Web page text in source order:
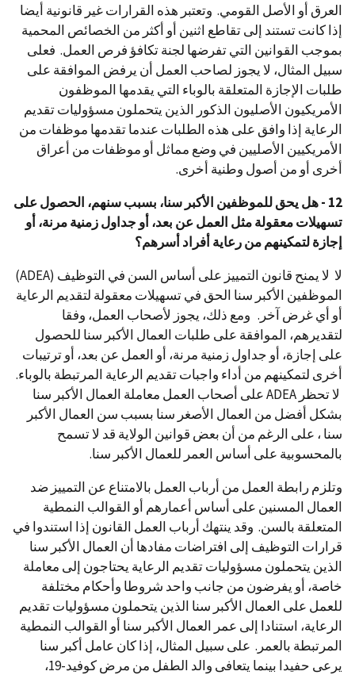
العرق أو الأصل القومي. وتعتبر هذه القرارات غير قانونية أيضا
إذا كانت تستند إلى تقاطع اثنين أو أكثر من الخصائص المحمية
بموجب القوانين التي تفرضها لجنة تكافؤ فرص العمل. فعلى
سبيل المثال، لا يجوز لصاحب العمل أن يرفض الموافقة على
طلبات الإجازة المتعلقة بالوباء التي يقدمها الموظفون
الأمريكيون الأصليون الذكور الذين يتحملون مسؤوليات تقديم
الرعاية إذا وافق على هذه الطلبات عندما تقدمها موظفات من
الأمريكيين الأصليين في وضع مماثل أو موظفات من أعراق
أخرى أو من أصول وطنية أخرى.
12 - هل يحق للموظفين الأكبر سنا، بسبب سنهم، الحصول على
تسهيلات معقولة مثل العمل عن بعد، أو جداول زمنية مرنة، أو
إجازة لتمكينهم من رعاية أفراد أسرهم؟
لا لا يمنح قانون التمييز على أساس السن في التوظيف (ADEA)
الموظفين الأكبر سنا الحق في تسهيلات معقولة لتقديم الرعاية
أو أي غرض آخر. ومع ذلك، يجوز لأصحاب العمل، وفقا
لتقديرهم، الموافقة على طلبات العمال الأكبر سنا للحصول
على إجازة، أو جداول زمنية مرنة، أو العمل عن بعد، أو ترتيبات
أخرى لتمكينهم من أداء واجبات تقديم الرعاية المرتبطة بالوباء.
لا تحظر ADEA على أصحاب العمل معاملة العمال الأكبر سنا
بشكل أفضل من العمال الأصغر سنا بسبب سن العمال الأكبر
سنا ، على الرغم من أن بعض قوانين الولاية قد لا تسمح
بالمحسوبية على أساس العمر للعمال الأكبر سنا.
وتلزم رابطة العمل من أرباب العمل بالامتناع عن التمييز ضد
العمال المسنين على أساس أعمارهم أو القوالب النمطية
المتعلقة بالسن. وقد ينتهك أرباب العمل القانون إذا استندوا في
قرارات التوظيف إلى افتراضات مفادها أن العمال الأكبر سنا
الذين يتحملون مسؤوليات تقديم الرعاية يحتاجون إلى معاملة
خاصة، أو يفرضون من جانب واحد شروطا وأحكام مختلفة
للعمل على العمال الأكبر سنا الذين يتحملون مسؤوليات تقديم
الرعاية، استنادا إلى عمر العمال الأكبر سنا أو القوالب النمطية
المرتبطة بالعمر. على سبيل المثال، إذا كان عامل أكبر سنا
يرعى حفيدا بينما يتعافى والد الطفل من مرض كوفيد-19،